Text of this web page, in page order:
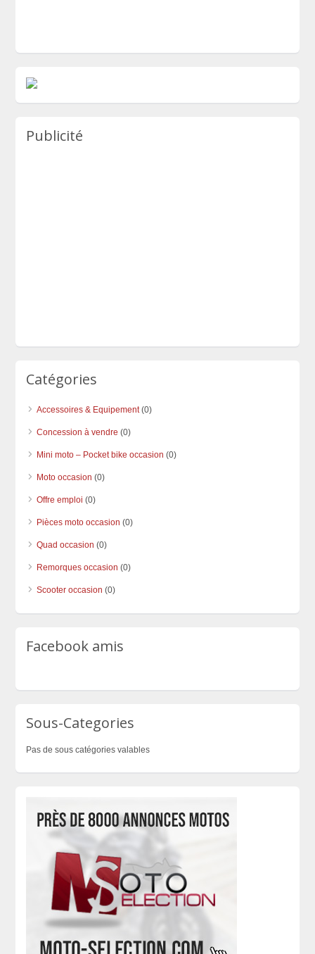
Publicité
Catégories
Accessoires & Equipement(0)
Concession à vendre (0)
Mini moto – Pocket bike occasion (0)
Moto occasion (0)
Offre emploi (0)
Pièces moto occasion (0)
Quad occasion (0)
Remorques occasion (0)
Scooter occasion (0)
Facebook amis
Sous-Categories
Pas de sous catégories valables